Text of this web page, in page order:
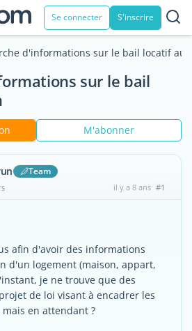
Se connecter S'inscrire
d'informations sur le bail locatif au
sur le bail
M'abonner
Team
il y a 8 ans #1
afin d'avoir des informations
d'un logement (maison, appart,
je ne trouve que des
de loi visant à encadrer les
en attendant ?